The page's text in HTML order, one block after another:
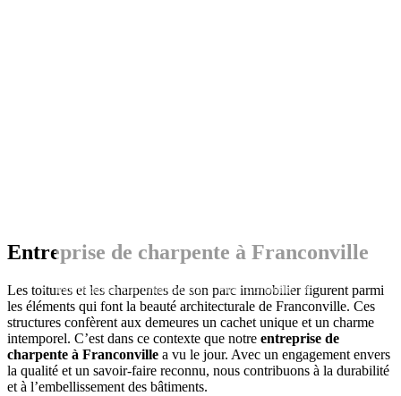
Entreprise de charpente à Franconville 78
Entreprise de charpente à Franconville
Les toitures et les charpentes de son parc immobilier figurent parmi
les éléments qui font la beauté architecturale de Franconville. Ces
structures confèrent aux demeures un cachet unique et un charme
intemporel. C’est dans ce contexte que notre entreprise de
charpente à Franconville a vu le jour. Avec un engagement envers
la qualité et un savoir-faire reconnu, nous contribuons à la durabilité
et à l’embellissement des bâtiments.